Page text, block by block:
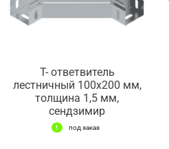
Т- ответвитель
лестничный 100х200 мм,
толщина 1,5 мм,
сендзимир
под заказ